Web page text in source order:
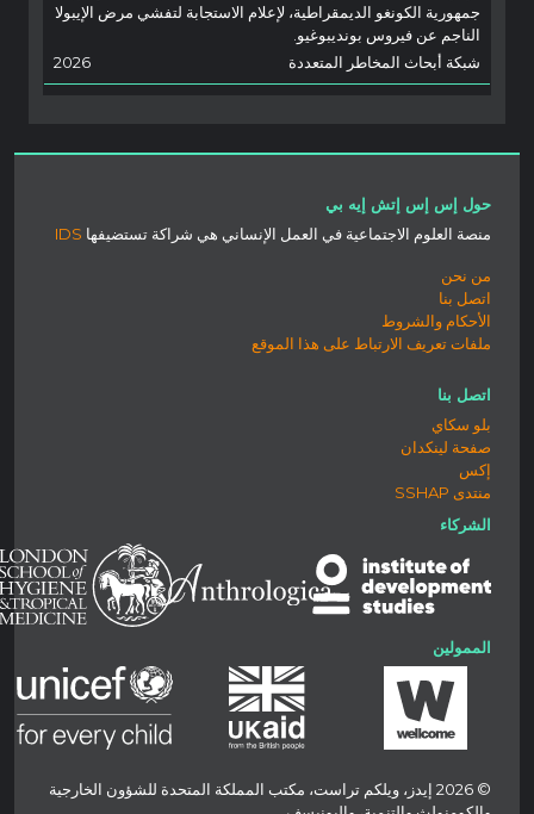
جمهورية الكونغو الديمقراطية، لإعلام الاستجابة لتفشي مرض الإيبولا
الناجم عن فيروس بونديبوغيو.
شبكة أبحاث المخاطر المتعددة
2026
حول إس إس إتش إيه بي
منصة العلوم الاجتماعية في العمل الإنساني هي شراكة تستضيفها IDS
من نحن
اتصل بنا
الأحكام والشروط
ملفات تعريف الارتباط على هذا الموقع
اتصل بنا
بلو سكاي
صفحة لينكدان
إكس
منتدى SSHAP
الشركاء
الممولين
© 2026 إيدز، ويلكم تراست، مكتب المملكة المتحدة للشؤون الخارجية